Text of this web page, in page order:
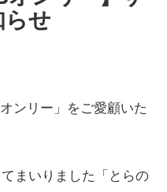
らせ
ンリー」をご愛顧いた
まいりました「とらの